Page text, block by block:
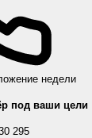
недели
под ваши цели
295